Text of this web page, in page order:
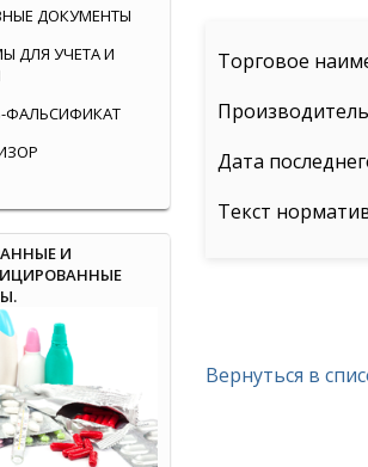
Торговое
Дата
Текст
Вернуться в
ДОКУМЕНТЫ
ДЛЯ УЧЕТА И
ФАЛЬСИФИКАТ
И